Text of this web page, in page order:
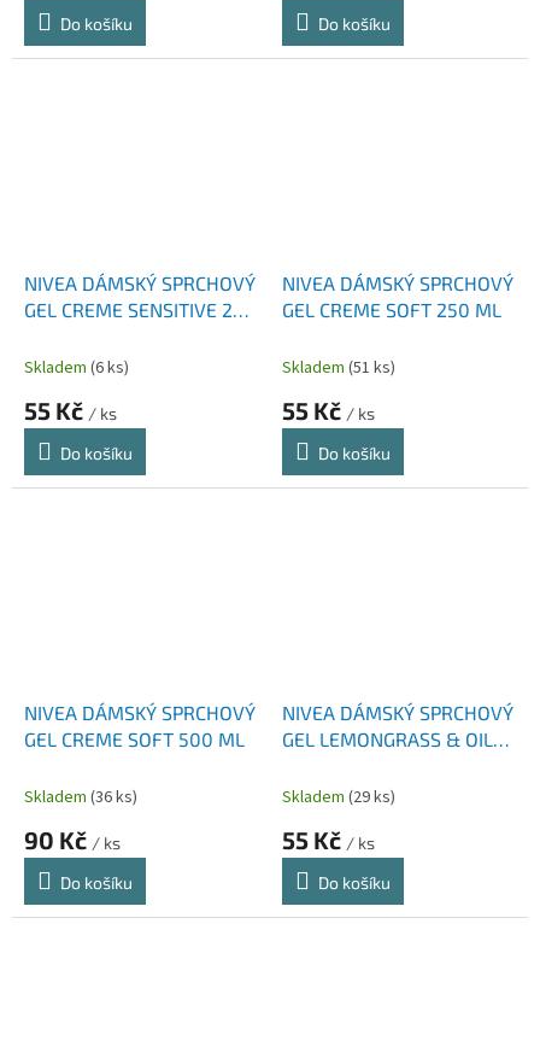
Do košíku
Do košíku
NIVEA DÁMSKÝ SPRCHOVÝ
GEL CREME SENSITIVE 250
Skladem (6 ks)
55 Kč / ks
Do košíku
NIVEA DÁMSKÝ SPRCHOVÝ
GEL CREME SOFT 250 ML
Skladem (51 ks)
55 Kč / ks
Do košíku
NIVEA DÁMSKÝ SPRCHOVÝ
GEL CREME SOFT 500 ML
Skladem (36 ks)
90 Kč / ks
Do košíku
NIVEA DÁMSKÝ SPRCHOVÝ
GEL LEMONGRASS & OIL
Skladem (29 ks)
55 Kč / ks
Do košíku